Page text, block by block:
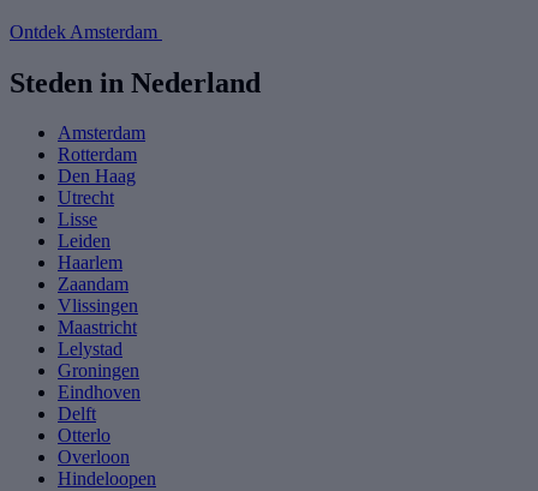
Ontdek Amsterdam
Steden in Nederland
Amsterdam
Rotterdam
Den Haag
Utrecht
Lisse
Leiden
Haarlem
Zaandam
Vlissingen
Maastricht
Lelystad
Groningen
Eindhoven
Delft
Otterlo
Overloon
Hindeloopen